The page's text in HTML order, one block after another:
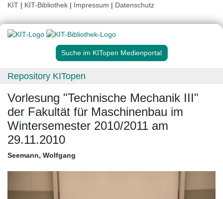
KIT | KIT-Bibliothek | Impressum | Datenschutz
Suche im KITopen Medienportal
Repository KITopen
Vorlesung "Technische Mechanik III"
der Fakultät für Maschinenbau im
Wintersemester 2010/2011 am
29.11.2010
Seemann, Wolfgang